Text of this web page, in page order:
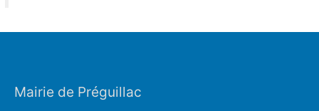
Mairie de Préguillac